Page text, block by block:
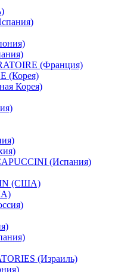
(Франция)
(Корея)
Корея)
(Испания)
(США)
(Израиль)